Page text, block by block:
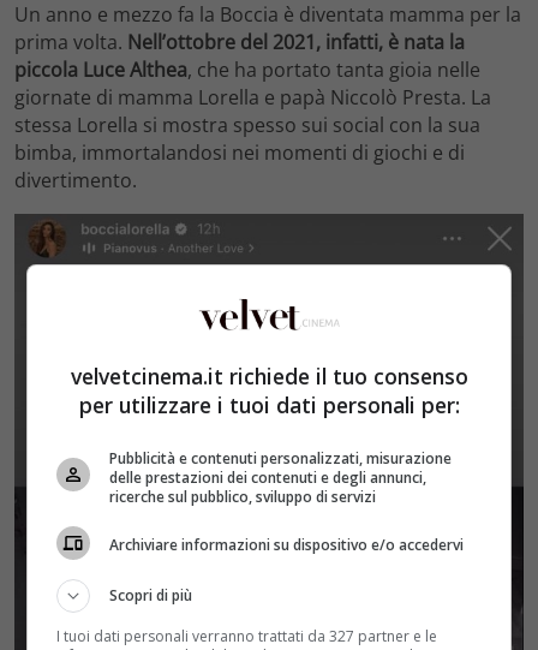
Un anno e mezzo fa la Boccia è diventata mamma per la
prima volta. Nell’ottobre del 2021, infatti, è nata la
piccola Luce Althea, che ha portato tanta gioia nelle
giornate di mamma Lorella e papà Niccolò Presta. La
stessa Lorella si mostra spesso sui social con la sua
bimba, immortalandosi nei momenti di giochi e di
divertimento.
velvetcinema.it richiede il tuo consenso
per utilizzare i tuoi dati personali per:
Pubblicità e contenuti personalizzati, misurazione
delle prestazioni dei contenuti e degli annunci,
ricerche sul pubblico, sviluppo di servizi
Archiviare informazioni su dispositivo e/o accedervi
Scopri di più
I tuoi dati personali verranno trattati da 327 partner e le